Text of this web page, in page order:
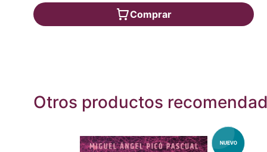
Comprar
Otros productos